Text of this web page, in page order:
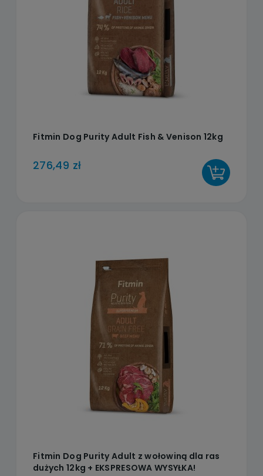
Fitmin Dog Purity Adult Fish & Venison 12kg
276,49 zł
Fitmin Dog Purity Adult z wołowiną dla ras
dużych 12kg + EKSPRESOWA WYSYŁKA!